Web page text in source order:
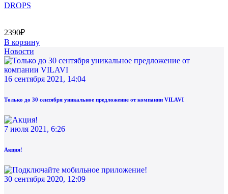
DROPS
2390₽
В корзину
Новости
16 сентября 2021, 14:04
Только до 30 сентября уникальное предложение от компании VILAVI
7 июля 2021, 6:26
Акция!
30 сентября 2020, 12:09